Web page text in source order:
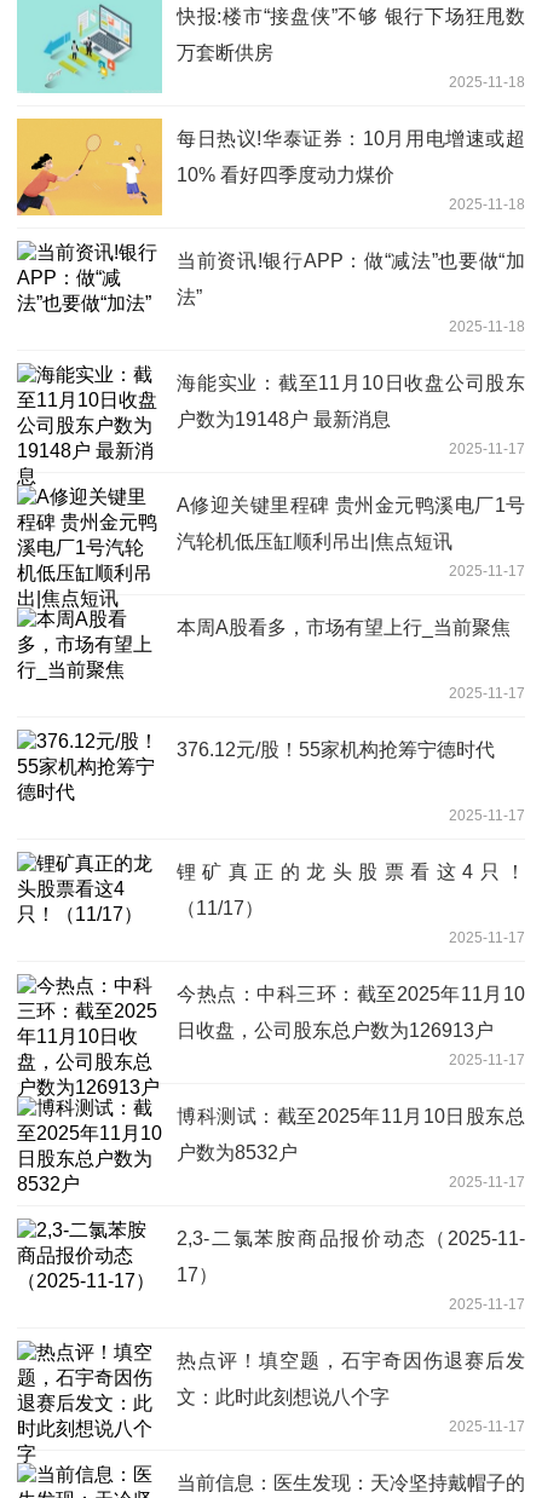
快报:楼市“接盘侠”不够 银行下场狂甩数
万套断供房
2025-11-18
每日热议!华泰证券：10月用电增速或超
10% 看好四季度动力煤价
2025-11-18
当前资讯!银行APP：做“减法”也要做“加
法”
2025-11-18
海能实业：截至11月10日收盘公司股东
户数为19148户 最新消息
2025-11-17
A修迎关键里程碑 贵州金元鸭溪电厂1号
汽轮机低压缸顺利吊出|焦点短讯
2025-11-17
本周A股看多，市场有望上行_当前聚焦
2025-11-17
376.12元/股！55家机构抢筹宁德时代
2025-11-17
锂矿真正的龙头股票看这4只！
（11/17）
2025-11-17
今热点：中科三环：截至2025年11月10
日收盘，公司股东总户数为126913户
2025-11-17
博科测试：截至2025年11月10日股东总
户数为8532户
2025-11-17
2,3-二氯苯胺商品报价动态（2025-11-
17）
2025-11-17
热点评！填空题，石宇奇因伤退赛后发
文：此时此刻想说八个字
2025-11-17
当前信息：医生发现：天冷坚持戴帽子的